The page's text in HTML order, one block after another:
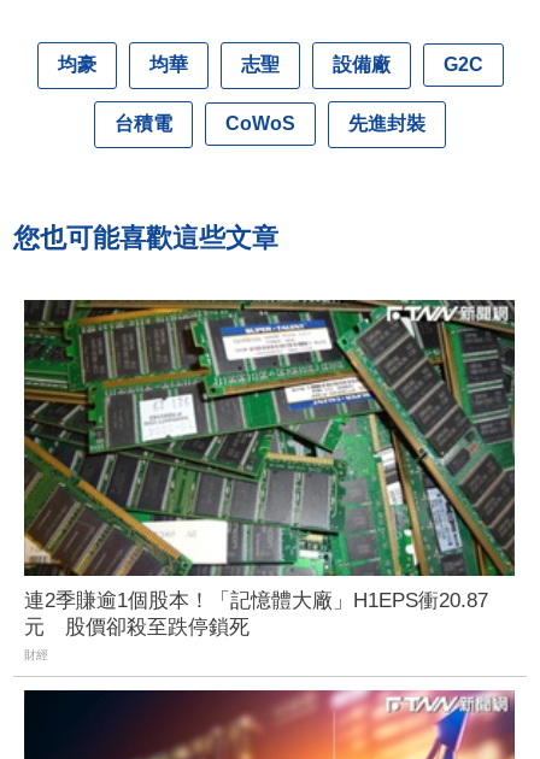
均豪 均華 志聖 設備廠 G2C
台積電 CoWoS 先進封裝
您也可能喜歡這些文章
連2季賺逾1個股本！「記憶體大廠」H1EPS衝20.87
元 股價卻殺至跌停鎖死
財經